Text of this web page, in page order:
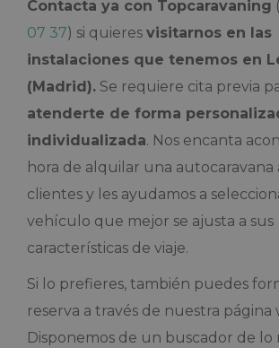
Contacta ya con Topcaravaning (
07 37) si quieres visitarnos en las
instalaciones que tenemos en
(Madrid). Se requiere cita previa
atenderte de forma
individualizada. Nos encanta
hora de alquilar una autocaravana
clientes y les ayudamos a
vehículo que mejor se ajusta a sus
características de viaje.
Si lo prefieres, también puedes
reserva a través de nuestra página
Disponemos de un buscador de lo